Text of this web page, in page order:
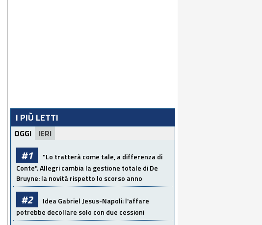
I PIÙ LETTI
OGGI IERI
#1
"Lo tratterà come tale, a differenza di
Conte". Allegri cambia la gestione totale di De
Bruyne: la novità rispetto lo scorso anno
#2
Idea Gabriel Jesus-Napoli: l'affare
potrebbe decollare solo con due cessioni